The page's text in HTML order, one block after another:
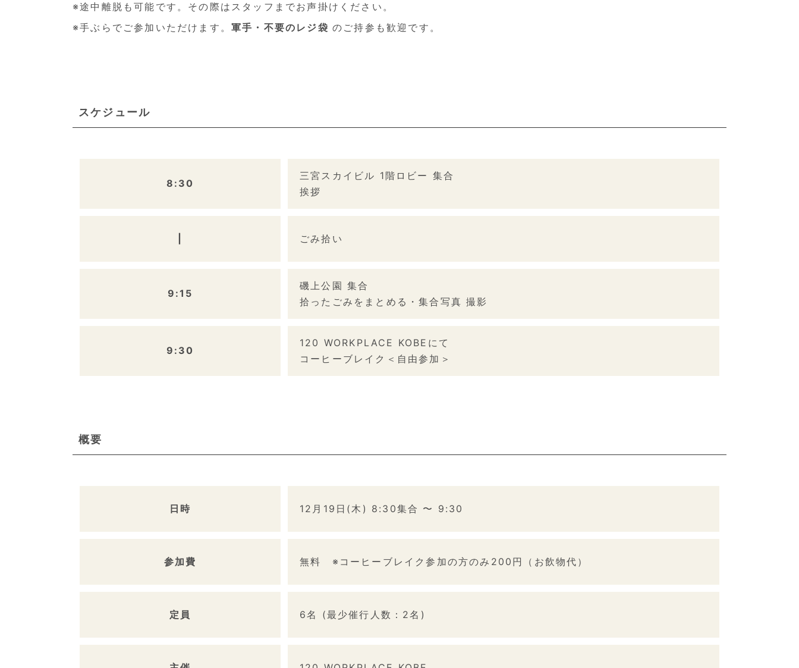
※途中離脱も可能です。その際はスタッフまでお声掛けください。
※手ぶらでご参加いただけます。 軍手・不要のレジ袋 のご持参も歓迎です。
スケジュール
8:30
三宮スカイビル 1階ロビー 集合
挨拶
ごみ拾い
9:15
磯上公園 集合
拾ったごみをまとめる・集合写真 撮影
9:30
120 WORKPLACE KOBEにて
コーヒーブレイク＜自由参加＞
概要
日時 12月19日(木) 8:30集合 〜 9:30
参加費 無料 ※コーヒーブレイク参加の方のみ200円（お飲物代）
定員 6名 (最少催行人数：2名)